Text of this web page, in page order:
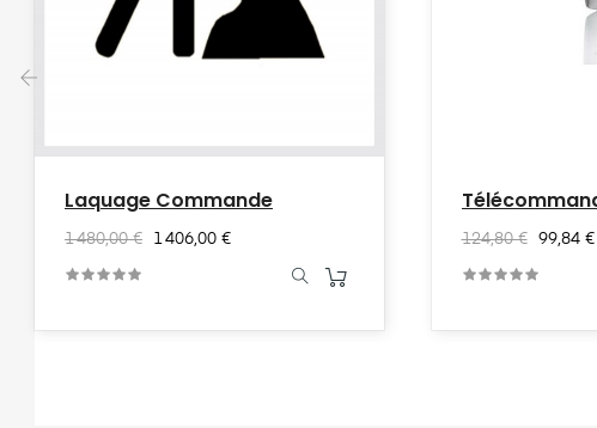
Laquage Commande
1 480,00 € 1 406,00 €
Canaux
124,80 € 99,84 €